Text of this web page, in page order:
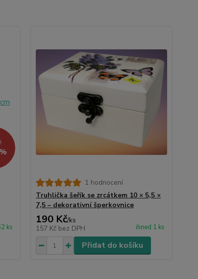
ks
1 hodnocení
Truhlička šeřík se zrcátkem 10 × 5,5 ×
7,5 – dekorativní šperkovnice
190 Kč/ks
157 Kč bez DPH ihned 1 ks
Přidat do košíku